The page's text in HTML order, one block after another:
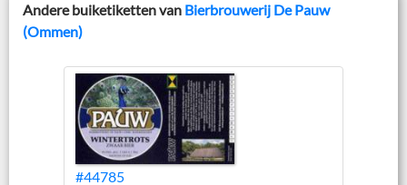
Andere buiketiketten van Bierbrouwerij De Pauw
(Ommen)
#44785